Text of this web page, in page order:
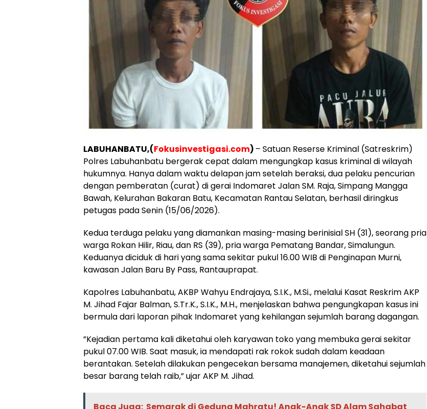
LABUHANBATU,(Fokusinvestigasi.com) – Satuan Reserse Kriminal (Satreskrim)
Polres Labuhanbatu bergerak cepat dalam mengungkap kasus kriminal di wilayah
hukumnya. Hanya dalam waktu delapan jam setelah beraksi, dua pelaku pencurian
dengan pemberatan (curat) di gerai Indomaret Jalan SM. Raja, Simpang Mangga
Bawah, Kelurahan Bakaran Batu, Kecamatan Rantau Selatan, berhasil diringkus
petugas pada Senin (15/06/2026).
​Kedua terduga pelaku yang diamankan masing-masing berinisial SH (31), seorang pria
warga Rokan Hilir, Riau, dan RS (39), pria warga Pematang Bandar, Simalungun.
Keduanya diciduk di hari yang sama sekitar pukul 16.00 WIB di Penginapan Murni,
kawasan Jalan Baru By Pass, Rantauprapat.
​Kapolres Labuhanbatu, AKBP Wahyu Endrajaya, S.I.K., M.Si., melalui Kasat Reskrim AKP
M. Jihad Fajar Balman, S.Tr.K., S.I.K., M.H., menjelaskan bahwa pengungkapan kasus ini
bermula dari laporan pihak Indomaret yang kehilangan sejumlah barang dagangan.
​”Kejadian pertama kali diketahui oleh karyawan toko yang membuka gerai sekitar
pukul 07.00 WIB. Saat masuk, ia mendapati rak rokok sudah dalam keadaan
berantakan. Setelah dilakukan pengecekan bersama manajemen, diketahui sejumlah
besar barang telah raib,” ujar AKP M. Jihad.